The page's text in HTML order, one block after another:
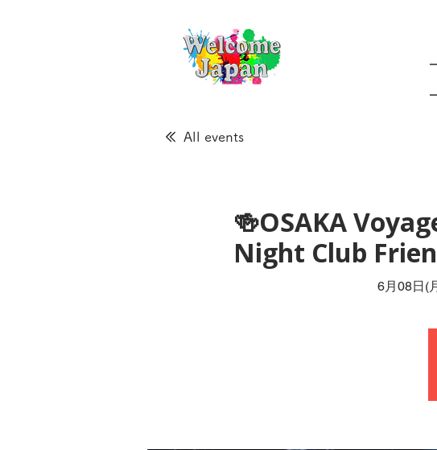
All events
🍻OSAKA
Night Club
6月08日(